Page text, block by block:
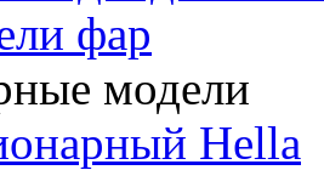
фар
модели
Hella